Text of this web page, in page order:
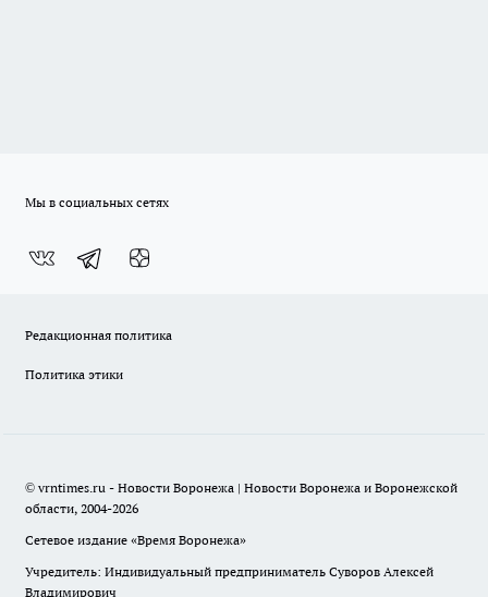
Мы в социальных сетях
Редакционная политика
Политика этики
© vrntimes.ru - Новости Воронежа | Новости Воронежа и Воронежской
области, 2004-2026
Сетевое издание «Время Воронежа»
Учредитель: Индивидуальный предприниматель Суворов Алексей
Владимирович